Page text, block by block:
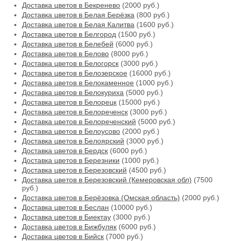
Доставка цветов в Бекренево (2000 руб.)
Доставка цветов в Белая Берёзка (800 руб.)
Доставка цветов в Белая Калитва (1600 руб.)
Доставка цветов в Белгород (1500 руб.)
Доставка цветов в Белебей (6000 руб.)
Доставка цветов в Белово (8000 руб.)
Доставка цветов в Белогорск (3000 руб.)
Доставка цветов в Белозерское (16000 руб.)
Доставка цветов в Белокаменное (1000 руб.)
Доставка цветов в Белокуриха (5000 руб.)
Доставка цветов в Белорецк (15000 руб.)
Доставка цветов в Белореченск (3000 руб.)
Доставка цветов в Белореченский (5000 руб.)
Доставка цветов в Белоусово (2000 руб.)
Доставка цветов в Белоярский (3000 руб.)
Доставка цветов в Бердск (6000 руб.)
Доставка цветов в Березники (1000 руб.)
Доставка цветов в Березовский (4500 руб.)
Доставка цветов в Березовский (Кемеровская обл) (7500
руб.)
Доставка цветов в Берёзовка (Омская область) (2000 руб.)
Доставка цветов в Беслан (10000 руб.)
Доставка цветов в Биектау (3000 руб.)
Доставка цветов в Бижбуляк (6000 руб.)
Доставка цветов в Бийск (7000 руб.)